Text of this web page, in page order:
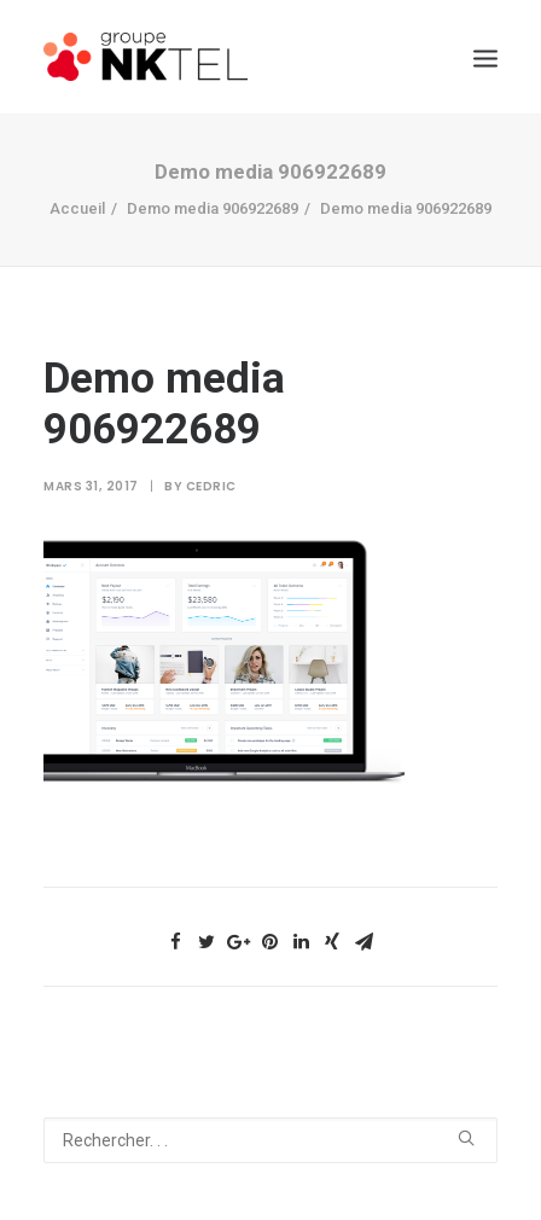
Demo media 906922689
Accueil Demo media 906922689 Demo media 906922689
Demo media
906922689
MARS 31, 2017 | BY CEDRIC